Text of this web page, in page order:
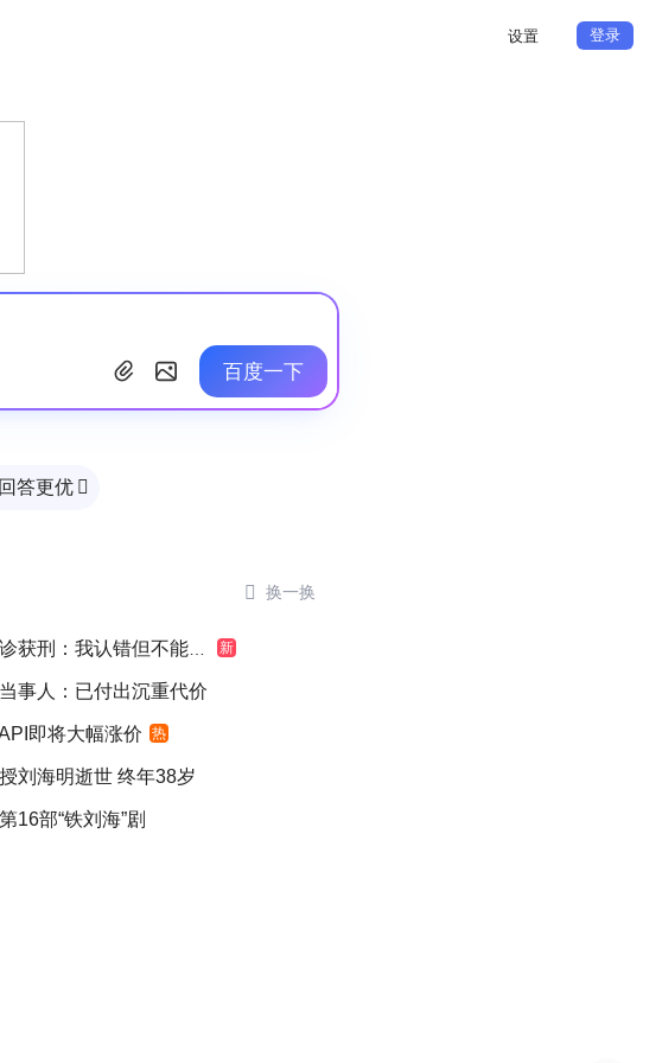
设置 登录
百度一下
答更优 
 换一换
获刑：我认错但不能认罪 新
事人：已付出沉重代价
即将大幅涨价 热
刘海明逝世 终年38岁
16部“铁刘海”剧